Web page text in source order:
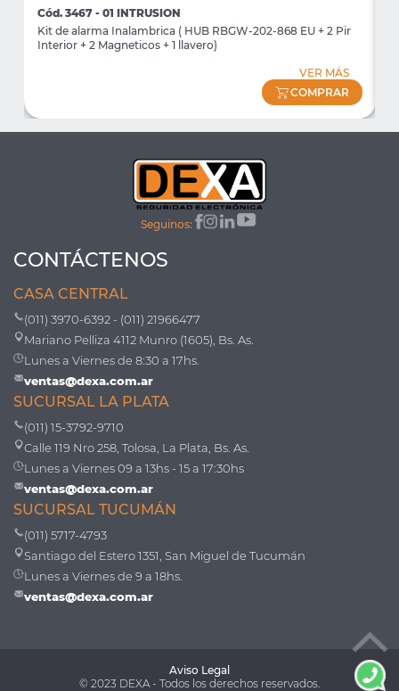
Cód. 3467 - 01 INTRUSION
Kit de alarma Inalambrica ( HUB RBGW-202-868 EU + 2 Pir
Interior + 2 Magneticos + 1 llavero)
VER MÁS
COMPRAR
Seguinos:
CONTÁCTENOS
CASA CENTRAL
(011) 3970-6392 - (011) 21966477
Mariano Pelliza 4112 Munro (1605), Bs. As.
Lunes a Viernes de 8:30 a 17hs.
ventas@dexa.com.ar
SUCURSAL LA PLATA
(011) 15-3792-9710
Calle 119 Nro 258, Tolosa, La Plata, Bs. As.
Lunes a Viernes 09 a 13hs - 15 a 17:30hs
ventas@dexa.com.ar
SUCURSAL TUCUMÁN
(011) 5717-4793
Santiago del Estero 1351, San Miguel de Tucumán
Lunes a Viernes de 9 a 18hs.
ventas@dexa.com.ar
Aviso Legal
© 2023 DEXA - Todos los derechos reservados.